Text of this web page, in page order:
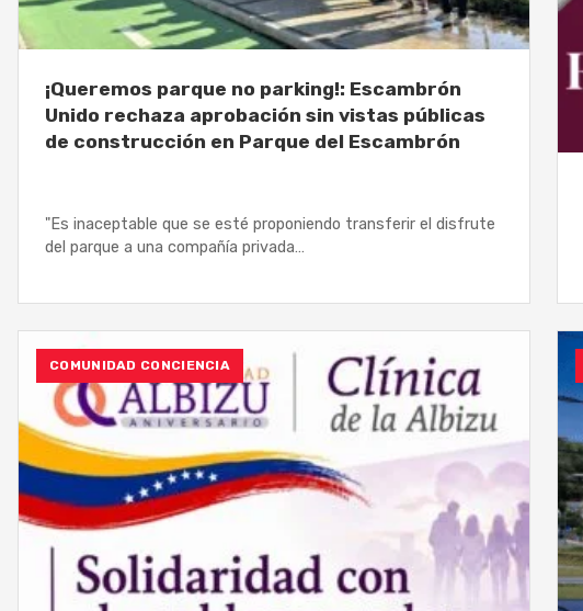
¡Queremos parque no parking!: Escambrón
Unido rechaza aprobación sin vistas públicas
de construcción en Parque del Escambrón
"Es inaceptable que se esté proponiendo transferir el disfrute
del parque a una compañía privada…
COMUNIDAD CONCIENCIA